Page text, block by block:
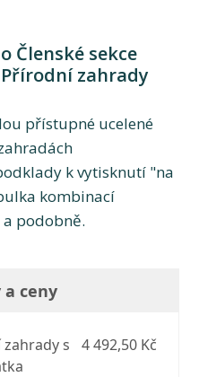
Členské sekce
zahrady
přístupné ucelené
k vytisknutí "na
kombinací
a podobně.
a ceny
s
4 492,50 Kč